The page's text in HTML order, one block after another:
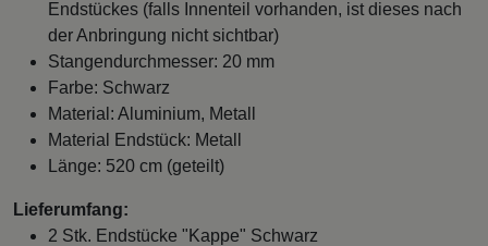
Endstückes (falls Innenteil vorhanden, ist dieses nach
der Anbringung nicht sichtbar)
Stangendurchmesser: 20 mm
Farbe: Schwarz
Material: Aluminium, Metall
Material Endstück: Metall
Länge: 520 cm (geteilt)
Lieferumfang:
2 Stk. Endstücke "Kappe" Schwarz